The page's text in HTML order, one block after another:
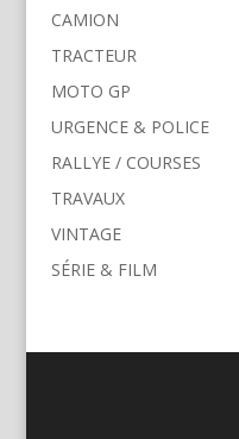
CAMION
TRACTEUR
MOTO GP
URGENCE & POLICE
RALLYE / COURSES
TRAVAUX
VINTAGE
SÉRIE & FILM